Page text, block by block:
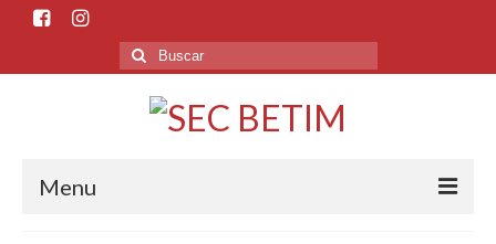
Menu